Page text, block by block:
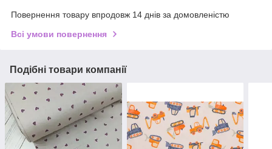
Повернення товару впродовж 14 днів за домовленістю
Всі умови повернення
Подібні товари компанії